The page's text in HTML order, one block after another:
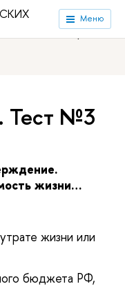
Меню
«Высшая
наук
Тест №3
жизни…
жизни или
бюджета РФ,